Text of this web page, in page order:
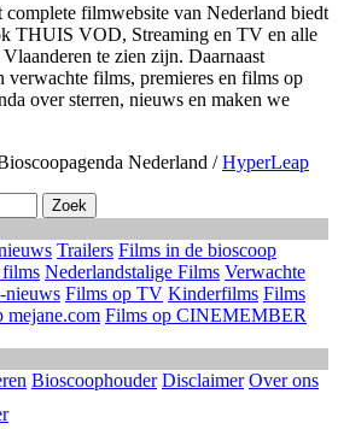
complete filmwebsite van Nederland biedt
THUIS VOD, Streaming en TV en alle
te zien zijn. Daarnaast
verwachte films, premieres en films op
over sterren, nieuws en maken we
Nederland /HyperLeap
Trailers Films in de bioscoop
films Nederlandstalige Films Verwachte
Films op TV Kinderfilms Films
mejane.com Films op CINEMEMBER
Bioscoophouder Disclaimer Over ons